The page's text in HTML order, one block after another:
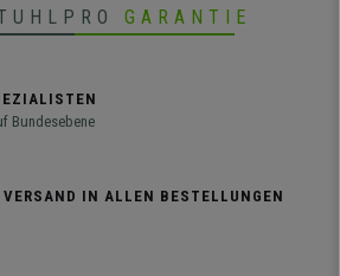
GARANTIE
Bundesebene
VERSAND IN ALLEN BESTELLUNGEN